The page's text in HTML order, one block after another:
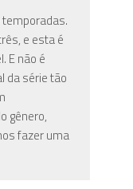
temporadas.
e esta é
E não é
da série tão
gênero,
fazer uma